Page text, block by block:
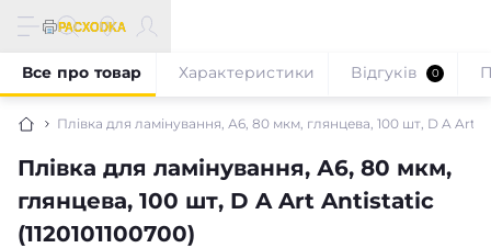
Плівка для ламінування, А6, 80 мкм, глянцева, 100 шт, D A Art
Плівка для ламінування, А6, 80 мкм,
глянцева, 100 шт, D A Art Antistatic
(1120101100700)
Все про товар Характеристики Відгуків 0